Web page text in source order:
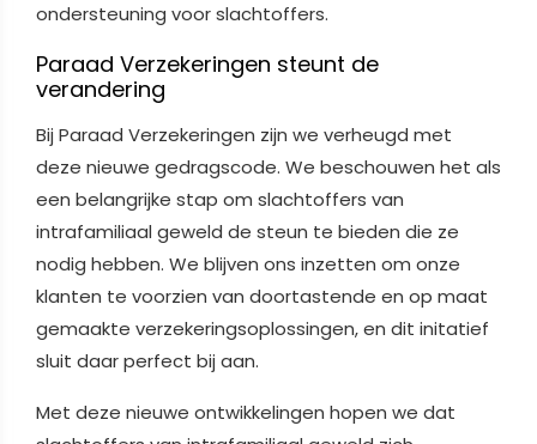
ondersteuning voor slachtoffers.
Paraad Verzekeringen steunt de
verandering
Bij Paraad Verzekeringen zijn we verheugd met
deze nieuwe gedragscode. We beschouwen het als
een belangrijke stap om slachtoffers van
intrafamiliaal geweld de steun te bieden die ze
nodig hebben. We blijven ons inzetten om onze
klanten te voorzien van doortastende en op maat
gemaakte verzekeringsoplossingen, en dit initatief
sluit daar perfect bij aan.
Met deze nieuwe ontwikkelingen hopen we dat